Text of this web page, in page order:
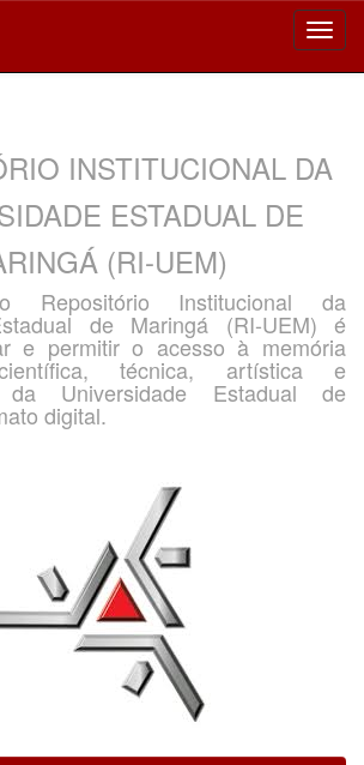
INSTITUCIONAL DA
ESTADUAL DE
(RI-UEM)
Institucional da
de Maringá (RI-UEM) é
e permitir o acesso à memória
técnica, artística e
da Universidade Estadual de
digital.